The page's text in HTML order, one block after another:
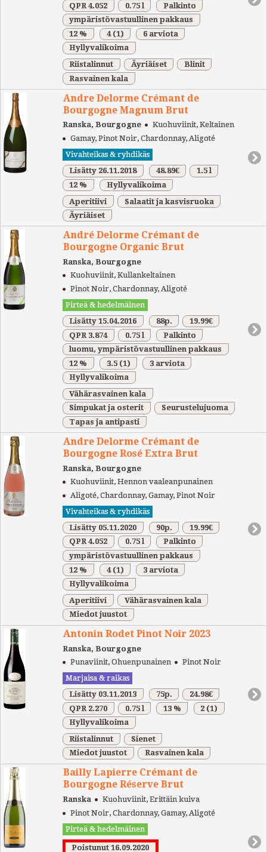
QPR 4.052
0.75 l
Palkinto
ympäristövastuullinen pakkaus
12 %
4 (1)
6 arviota
Hyllyvalikoima
Riistalinnut
Äyriäiset
Blinit
Rasvainen kala
Andre Delorme Crémant de
Bourgogne Magnum Brut
Ranska, Bourgogne
Kuohuviinit, Keltainen
Gamay, Pinot Noir, Chardonnay, Aligoté
Vivahteikas & ryhdikäs
Lisätty 26.11.2018
48.89€
1.5 l
12 %
Hyllyvalikoima
Aperitiivi
Salaatit ja kasvisruoka
Äyriäiset
André Delorme Crémant de
Bourgogne Organic Brut
Ranska, Bourgogne
Kuohuviinit, Kullankeltainen
Pinot Noir, Chardonnay, Aligoté
Pirteä & hedelmäinen
Lisätty 15.04.2016
88p.
19.99€
QPR 3.874
0.75 l
Palkinto
luomu, ympäristövastuullinen pakkaus
12 %
3.5 (1)
3 arviota
Hyllyvalikoima
Vähärasvainen kala
Simpukat ja osterit
Seurustelujuoma
Tapas ja antipasti
Andre Delorme Crémant de
Bourgogne Rosé Extra Brut
Ranska, Bourgogne
Kuohuviinit, Hennon vaaleanpunainen
Aligoté, Chardonnay, Gamay, Pinot Noir
Vivahteikas & ryhdikäs
Lisätty 05.11.2020
90p.
19.99€
QPR 4.052
0.75 l
Palkinto
ympäristövastuullinen pakkaus
12 %
4 (1)
3 arviota
Hyllyvalikoima
Aperitiivi
Vähärasvainen kala
Miedot juustot
Antonin Rodet Pinot Noir 2023
Ranska, Bourgogne
Punaviinit, Ohuenpunainen
Pinot Noir
Marjaisa & raikas
Lisätty 03.11.2013
75p.
24.98€
QPR 2.270
0.75 l 13 % 2 (1)
Hyllyvalikoima
Riistalinnut
Sienet
Miedot juustot
Rasvainen kala
Bailly Lapierre Crémant de
Bourgogne Réserve Brut
Ranska
Kuohuviinit, Erittäin kuiva
Pinot Noir, Chardonnay, Gamay, Aligoté
Pirteä & hedelmäinen
Poistunut 16.09.2020